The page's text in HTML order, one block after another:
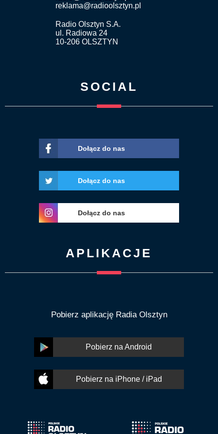
reklama@radioolsztyn.pl
Radio Olsztyn S.A.
ul. Radiowa 24
10-206 OLSZTYN
SOCIAL
Dołącz do nas
Dołącz do nas
Dołącz do nas
APLIKACJE
Pobierz aplikację Radia Olsztyn
Pobierz na Android
Pobierz na iPhone / iPad